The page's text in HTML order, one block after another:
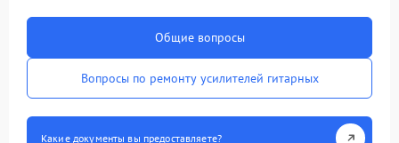
Общие вопросы
Вопросы по ремонту усилителей гитарных
Какие документы вы предоставляете?